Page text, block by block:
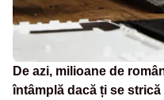
De azi, milioane de
întâmplă dacă ți se